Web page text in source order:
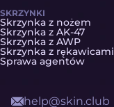
SKRZYNKI
Skrzynka z nożem
Skrzynka z AK-47
Skrzynka z AWP
Skrzynka z rękawicami
Sprawa agentów
help@skin.club